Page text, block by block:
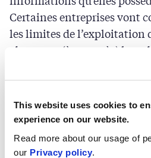
This website uses cookies to
experience on our website.
Read more about our usage of
our Privacy policy.
Certaines entreprises vont
les limites de l’exploitation
observant (à peu près) le
réglementations. Il est
réglementations suivent le
des technologies et que les
individus soient capables de
prenant mieux conscience
risques.